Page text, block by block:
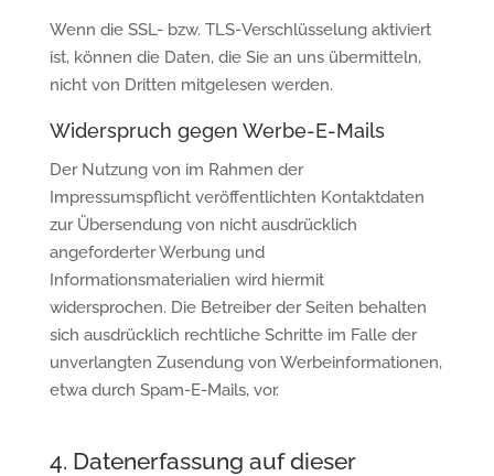
Wenn die SSL- bzw. TLS-Verschlüsselung aktiviert
ist, können die Daten, die Sie an uns übermitteln,
nicht von Dritten mitgelesen werden.
Widerspruch gegen Werbe-E-Mails
Der Nutzung von im Rahmen der
Impressumspflicht veröffentlichten Kontaktdaten
zur Übersendung von nicht ausdrücklich
angeforderter Werbung und
Informationsmaterialien wird hiermit
widersprochen. Die Betreiber der Seiten behalten
sich ausdrücklich rechtliche Schritte im Falle der
unverlangten Zusendung von Werbeinformationen,
etwa durch Spam-E-Mails, vor.
4. Datenerfassung auf dieser